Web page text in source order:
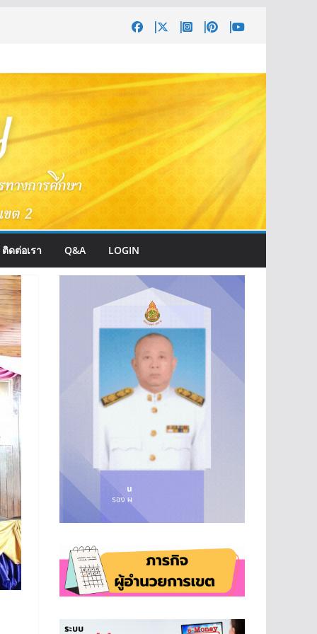
ติดต่อเรา Q&A LOGIN